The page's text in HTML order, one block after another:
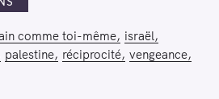
comme toi-même
israël
palestine réciprocité vengeance